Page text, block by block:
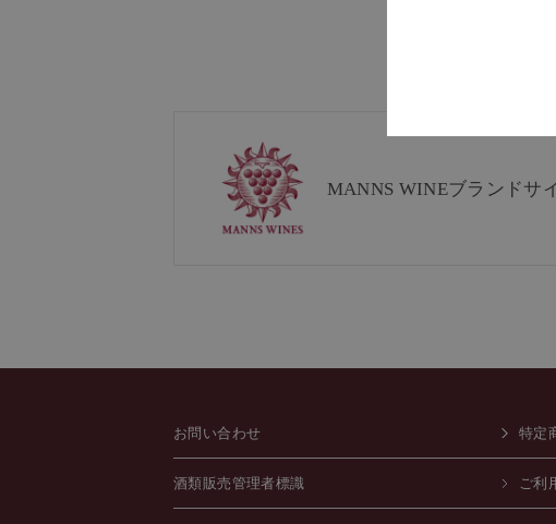
MANNS WINEブランドサ
お問い合わせ 特定
酒類販売管理者標識 ご利